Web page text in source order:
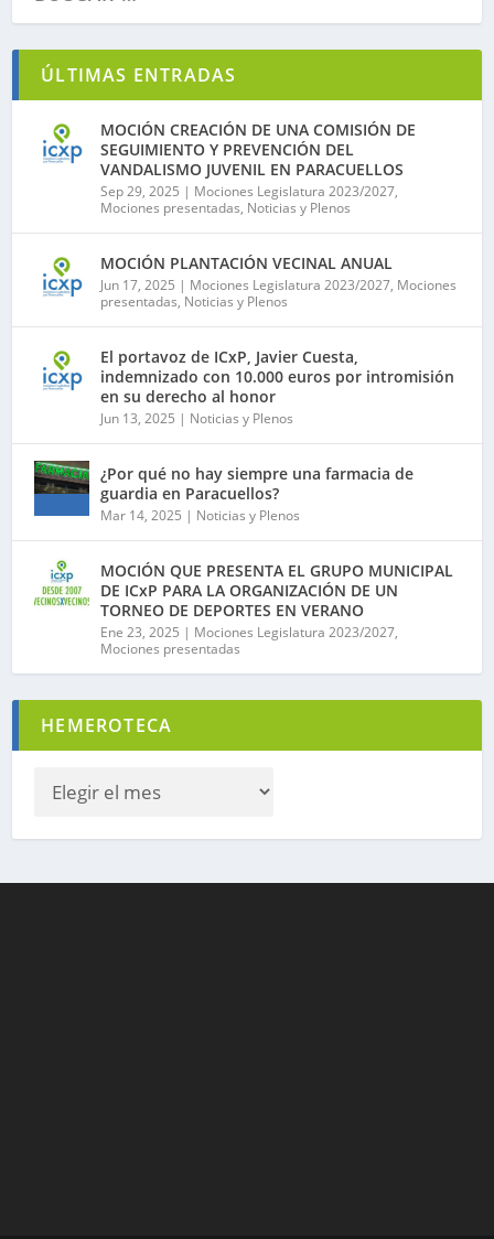
ÚLTIMAS ENTRADAS
MOCIÓN CREACIÓN DE UNA COMISIÓN DE
SEGUIMIENTO Y PREVENCIÓN DEL
VANDALISMO JUVENIL EN PARACUELLOS
Sep 29, 2025 | Mociones Legislatura 2023/2027,
Mociones presentadas, Noticias y Plenos
MOCIÓN PLANTACIÓN VECINAL ANUAL
Jun 17, 2025 | Mociones Legislatura 2023/2027, Mociones
presentadas, Noticias y Plenos
El portavoz de ICxP, Javier Cuesta,
indemnizado con 10.000 euros por intromisión
en su derecho al honor
Jun 13, 2025 | Noticias y Plenos
¿Por qué no hay siempre una farmacia de
guardia en Paracuellos?
Mar 14, 2025 | Noticias y Plenos
MOCIÓN QUE PRESENTA EL GRUPO MUNICIPAL
DE ICxP PARA LA ORGANIZACIÓN DE UN
TORNEO DE DEPORTES EN VERANO
Ene 23, 2025 | Mociones Legislatura 2023/2027,
Mociones presentadas
HEMEROTECA